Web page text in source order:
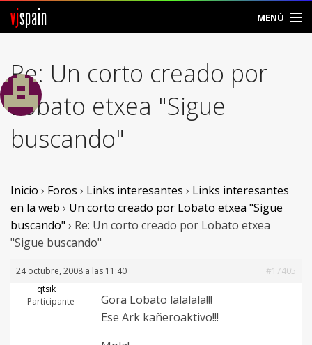
vjspain MENÚ
Foros
Noticias
Vjspain
Ayuda
Entrar
Crear Cuenta
Re: Un corto creado por
Lobato etxea "Sigue
buscando"
Inicio › Foros › Links interesantes › Links interesantes
en la web › Un corto creado por Lobato etxea "Sigue
buscando" › Re: Un corto creado por Lobato etxea
"Sigue buscando"
24 octubre, 2008 a las 11:40
#17405
qtsik
Participante
Gora Lobato lalalala!!!
Ese Ark kañeroaktivo!!!